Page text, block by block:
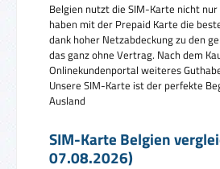
Belgien nutzt die SIM-Karte nicht nur
haben mit der Prepaid Karte die
dank hoher Netzabdeckung zu den
das ganz ohne Vertrag. Nach dem
Onlinekundenportal weiteres
Unsere SIM-Karte ist der perfekte
Ausland
SIM-Karte Belgien
07.08.2026)